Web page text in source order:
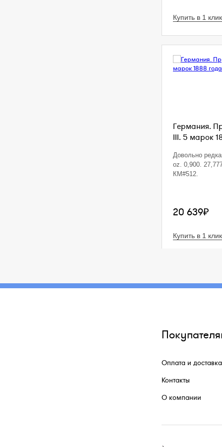
Купить в 1 клик
Германия.
III. 5 марок
Довольно
oz. 0,900.
КМ#512.
20 639₽
Купить в 1 клик
Оплата и доставка
Контакты
О компании